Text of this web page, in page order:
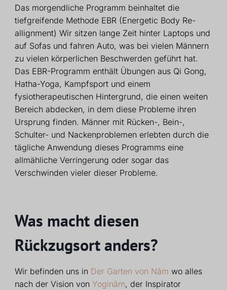
Das morgendliche Programm beinhaltet die
tiefgreifende Methode EBR (Energetic Body Re-
allignment) Wir sitzen lange Zeit hinter Laptops und
auf Sofas und fahren Auto, was bei vielen Männern
zu vielen körperlichen Beschwerden geführt hat.
Das EBR-Programm enthält Übungen aus Qi Gong,
Hatha-Yoga, Kampfsport und einem
fysiotherapeutischen Hintergrund, die einen weiten
Bereich abdecken, in dem diese Probleme ihren
Ursprung finden. Männer mit Rücken-, Bein-,
Schulter- und Nackenproblemen erlebten durch die
tägliche Anwendung dieses Programms eine
allmähliche Verringerung oder sogar das
Verschwinden vieler dieser Probleme.
Was macht diesen
Rückzugsort anders?
Wir befinden uns in Der Garten von Nâm wo alles
nach der Vision von Yoginâm, der Inspirator